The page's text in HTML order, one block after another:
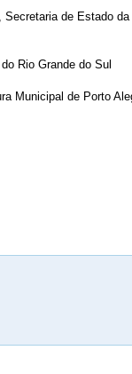
de Estado
Rio Grande do Sul
Municipal de Porto